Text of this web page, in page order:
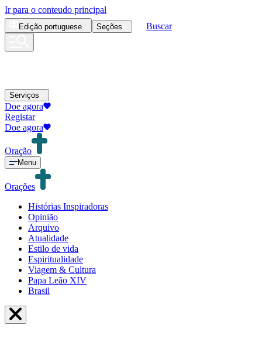
Ir para o conteudo principal
Edição portuguese Seções Buscar
Serviços
Doe agora
Registar
Doe agora
Oração
Menu
Orações
Histórias Inspiradoras
Opinião
Arquivo
Atualidade
Estilo de vida
Espiritualidade
Viagem & Cultura
Papa Leão XIV
Brasil